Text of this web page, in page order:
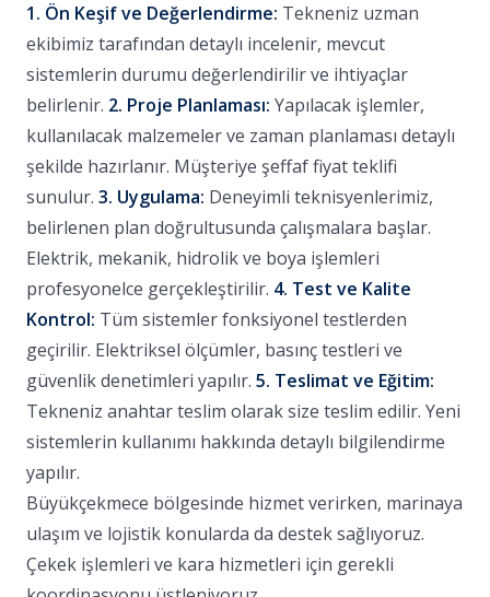
1. Ön Keşif ve Değerlendirme: Tekneniz uzman
ekibimiz tarafından detaylı incelenir, mevcut
sistemlerin durumu değerlendirilir ve ihtiyaçlar
belirlenir. 2. Proje Planlaması: Yapılacak işlemler,
kullanılacak malzemeler ve zaman planlaması detaylı
şekilde hazırlanır. Müşteriye şeffaf fiyat teklifi
sunulur. 3. Uygulama: Deneyimli teknisyenlerimiz,
belirlenen plan doğrultusunda çalışmalara başlar.
Elektrik, mekanik, hidrolik ve boya işlemleri
profesyonelce gerçekleştirilir. 4. Test ve Kalite
Kontrol: Tüm sistemler fonksiyonel testlerden
geçirilir. Elektriksel ölçümler, basınç testleri ve
güvenlik denetimleri yapılır. 5. Teslimat ve Eğitim:
Tekneniz anahtar teslim olarak size teslim edilir. Yeni
sistemlerin kullanımı hakkında detaylı bilgilendirme
yapılır.
Büyükçekmece bölgesinde hizmet verirken, marinaya
ulaşım ve lojistik konularda da destek sağlıyoruz.
Çekek işlemleri ve kara hizmetleri için gerekli